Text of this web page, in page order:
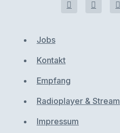
Jobs
Kontakt
Empfang
Radioplayer & Stream
Impressum